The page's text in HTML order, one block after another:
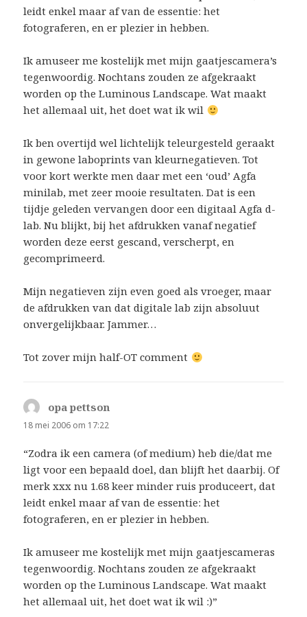
leidt enkel maar af van de essentie: het
fotograferen, en er plezier in hebben.
Ik amuseer me kostelijk met mijn gaatjescamera’s
tegenwoordig. Nochtans zouden ze afgekraakt
worden op the Luminous Landscape. Wat maakt
het allemaal uit, het doet wat ik wil
Ik ben overtijd wel lichtelijk teleurgesteld geraakt
in gewone laboprints van kleurnegatieven. Tot
voor kort werkte men daar met een ‘oud’ Agfa
minilab, met zeer mooie resultaten. Dat is een
tijdje geleden vervangen door een digitaal Agfa d-
lab. Nu blijkt, bij het afdrukken vanaf negatief
worden deze eerst gescand, verscherpt, en
gecomprimeerd.
Mijn negatieven zijn even goed als vroeger, maar
de afdrukken van dat digitale lab zijn absoluut
onvergelijkbaar. Jammer…
Tot zover mijn half-OT comment
opa pettson
18 mei 2006 om 17:22
“Zodra ik een camera (of medium) heb die/dat me
ligt voor een bepaald doel, dan blijft het daarbij. Of
merk xxx nu 1.68 keer minder ruis produceert, dat
leidt enkel maar af van de essentie: het
fotograferen, en er plezier in hebben.
Ik amuseer me kostelijk met mijn gaatjescameras
tegenwoordig. Nochtans zouden ze afgekraakt
worden op the Luminous Landscape. Wat maakt
het allemaal uit, het doet wat ik wil :)”